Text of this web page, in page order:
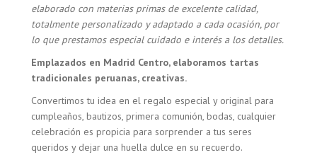
elaborado con materias primas de excelente calidad,
totalmente personalizado y adaptado a cada ocasión, por
lo que prestamos especial cuidado e interés a los detalles.
Emplazados en Madrid Centro, elaboramos tartas
tradicionales peruanas, creativas.
Convertimos tu idea en el regalo especial y original para
cumpleaños, bautizos, primera comunión, bodas, cualquier
celebración es propicia para sorprender a tus seres
queridos y dejar una huella dulce en su recuerdo.